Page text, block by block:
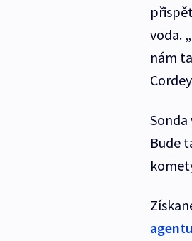
voda.
nám
Bude